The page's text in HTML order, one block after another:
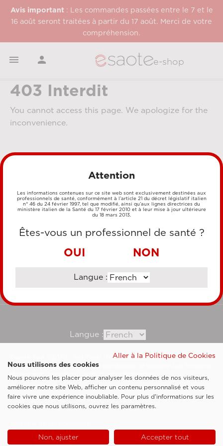
Avis important: Les commandes passées entre le 7 et le
16 août seront traitées à partir du 17 août. Merci de votre
compréhension.
  e-shop
403 Interdit
You cannot access this page. We apologize for the
inconvenience.
MÉTHODES DE PAIEMENT
VIREMENT BANCAIRE
Langue :
Esaote SpA ©2026 - Vat Code IT05131180969
Société soumise à la gestion et à la coordination de Shanghai Luzi Enterprise
Management Consultancy Center (Limited Partnership)
Clauses légales
Cookie Policy
Attention
Les informations contenues sur ce site web sont exclusivement destinées aux
professionnels de santé, conformément à l’article 21 du décret législatif italien
n° 46 du 24 février 1997, tel que modifié, ainsi qu’aux lignes directrices du
ministère italien de la Santé du 17 février 2010 et à leur mise à jour ultérieure
du 18 mars 2013.
Êtes-vous un professionnel de santé ?
OUI NON
Langue :
Aller à la Politique de Cookies
Nous utilisons des cookies
Nous pouvons les placer pour analyser les données de nos visiteurs,
améliorer notre site Web, afficher un contenu personnalisé et vous
faire vivre une expérience inoubliable. Pour plus d'informations sur les
cookies que nous utilisons, ouvrez les paramètres.
Non, ajuster Accepter tout